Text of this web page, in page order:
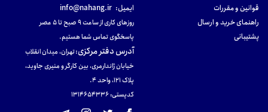
قوانین و مقررات
راهنمای خرید و ارسال
پشتیبانی
ایمیل: info@nahang.ir
روزهای کاری از ساعت ۹ صبح تا ۵ عصر
پاسخگوی تماس شما هستیم.
آدرس دفتر مرکزی:تهران، میدان انقلاب
خیابان ژاندارمری، بین کارگر و منیری جاوید،
پلاک 121، واحد ۴.
کدپستی: 131465433۶